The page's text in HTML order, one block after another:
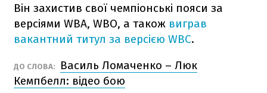
Він захистив свої чемпіонські пояси за
версіями WBA, WBO, а також виграв
вакантний титул за версією WBC.
ДО СЛОВА:
Василь Ломаченко – Люк
Кемпбелл: відео бою